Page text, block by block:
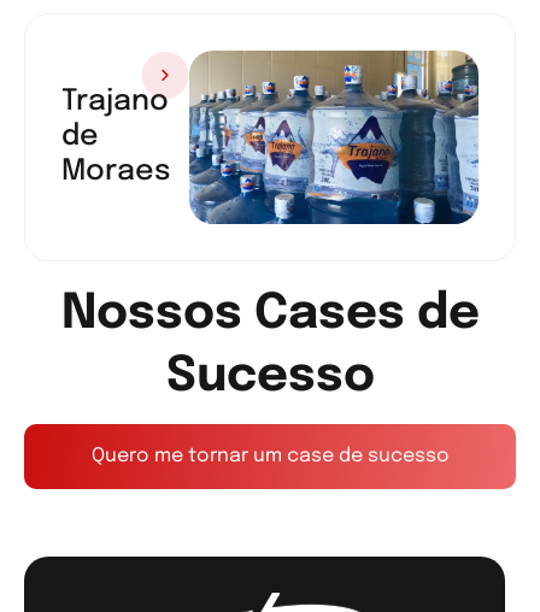
Nossos Cases de
Sucesso
Trajano
de
Moraes
Quero me tornar um case de sucesso